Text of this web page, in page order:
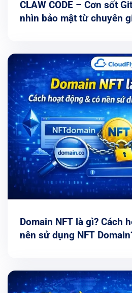
CLAW CODE – Cơn sốt
nhìn bảo mật từ chuyên
Domain NFT là gì? Cách
nên sử dụng NFT